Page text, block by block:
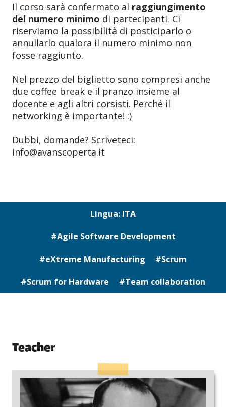
Il corso sarà confermato al raggiungimento
del numero minimo di partecipanti. Ci
riserviamo la possibilità di posticiparlo o
annullarlo qualora il numero minimo non
fosse raggiunto.
Nel prezzo del biglietto sono compresi anche
due coffee break e il pranzo insieme al
docente e agli altri corsisti. Perché il
networking è importante! :)
Dubbi, domande? Scriveteci:
info@avanscoperta.it
Lingua: ITA
#Agile Software Development
#eXtreme Manufacturing #Scrum
#Scrum for Hardware #Team collaboration
Teacher